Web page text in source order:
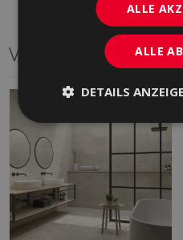
Verwandte Serien
ALLE
ALLE
DETAILS